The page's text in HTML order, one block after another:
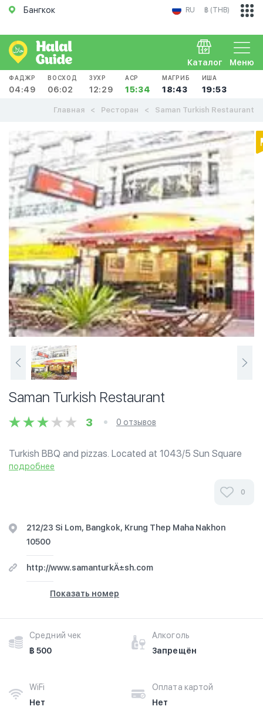
Бангкок RU ฿ (THB)
Меню
Каталог
ФАДЖР
04:49
ВОСХОД
06:02
ЗУХР
12:29
АСР
15:34
МАГРИБ
18:43
ИША
19:53
Главная Ресторан Saman Turkish Restaurant
Saman Turkish Restaurant
3 0 отзывов
Turkish BBQ and pizzas. Located at 1043/5 Sun Square
Silom.
подробнее
0
212/23 Si Lom, Bangkok, Krung Thep Maha Nakhon
10500
http://www.samanturkÄ±sh.com
Показать номер
Средний чек
฿ 500
Алкоголь
Запрещён
WiFi
Нет
Оплата картой
Нет